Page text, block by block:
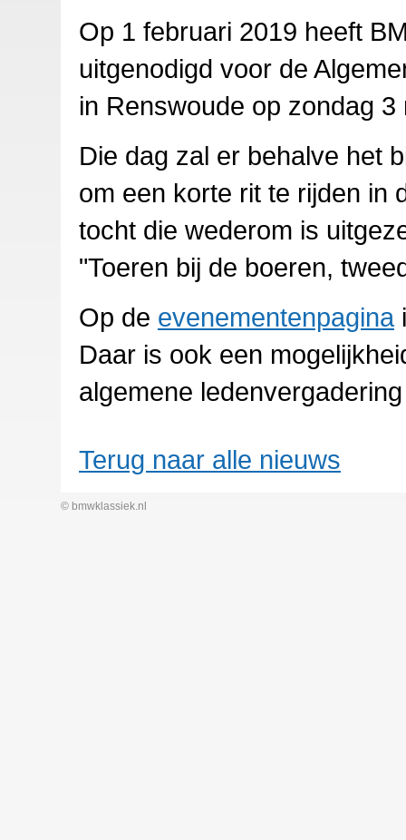
Op 1 februari 2019 heeft
uitgenodigd voor de
in Renswoude op zondag 3
Die dag zal er behalve het
om een korte rit te rijden in
tocht die wederom is
"Toeren bij de boeren,
Op de evenementenpagina
Daar is ook een
algemene
Terug naar alle nieuws
© bmwklassiek.nl